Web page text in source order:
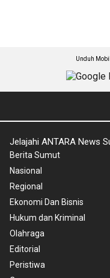
Unduh
Jelajahi ANTARA News
Berita Sumut
Nasional
Regional
Ekonomi Dan Bisnis
Hukum dan Kriminal
Olahraga
Editorial
Peristiwa